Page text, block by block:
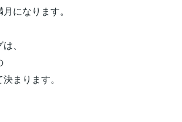
になります。
、
まります。